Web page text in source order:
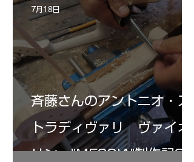
斉藤さんのアントニオ・ス
トラディヴァリ ヴァイオ
リン ”MESSIA"制作記32
7月18日